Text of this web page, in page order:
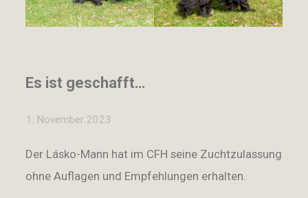
Es ist geschafft…
1. November 2023
Der Lásko-Mann hat im CFH seine Zuchtzulassung
ohne Auflagen und Empfehlungen erhalten.